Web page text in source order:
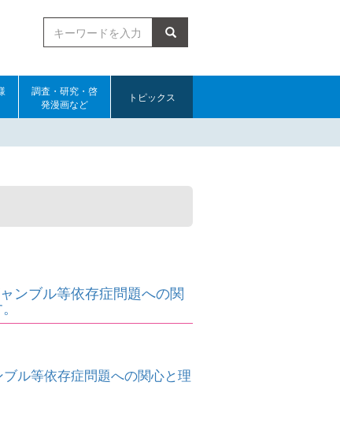
検索
調査・研究・啓
発漫画など
トピックス
ンブル等依存症問題への関
ル等依存症問題への関心と理